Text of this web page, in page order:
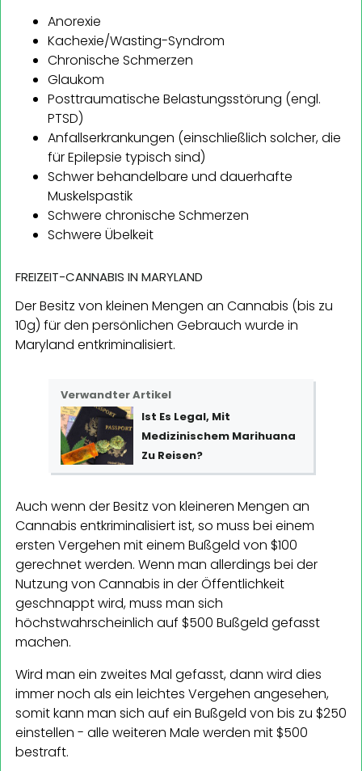
Anorexie
Kachexie/Wasting-Syndrom
Chronische Schmerzen
Glaukom
Posttraumatische Belastungsstörung (engl.
PTSD)
Anfallserkrankungen (einschließlich solcher, die
für Epilepsie typisch sind)
Schwer behandelbare und dauerhafte
Muskelspastik
Schwere chronische Schmerzen
Schwere Übelkeit
FREIZEIT-CANNABIS IN MARYLAND
Der Besitz von kleinen Mengen an Cannabis (bis zu
10g) für den persönlichen Gebrauch wurde in
Maryland entkriminalisiert.
Verwandter Artikel
Ist Es Legal, Mit
Medizinischem Marihuana
Zu Reisen?
Auch wenn der Besitz von kleineren Mengen an
Cannabis entkriminalisiert ist, so muss bei einem
ersten Vergehen mit einem Bußgeld von $100
gerechnet werden. Wenn man allerdings bei der
Nutzung von Cannabis in der Öffentlichkeit
geschnappt wird, muss man sich
höchstwahrscheinlich auf $500 Bußgeld gefasst
machen.
Wird man ein zweites Mal gefasst, dann wird dies
immer noch als ein leichtes Vergehen angesehen,
somit kann man sich auf ein Bußgeld von bis zu $250
einstellen - alle weiteren Male werden mit $500
bestraft.